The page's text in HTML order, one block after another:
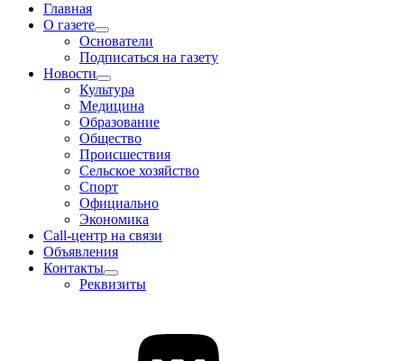
Главная
О газете
Основатели
Подписаться на газету
Новости
Культура
Медицина
Образование
Общество
Происшествия
Сельское хозяйство
Спорт
Официально
Экономика
Call-центр на связи
Объявления
Контакты
Реквизиты